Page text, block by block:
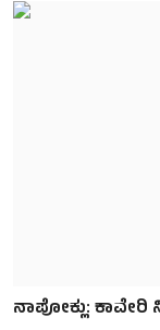
ನಾಪೋಕ್ಲು: ಕಾವೇರಿ